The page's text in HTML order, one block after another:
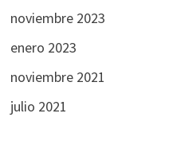
noviembre 2023
enero 2023
noviembre 2021
julio 2021